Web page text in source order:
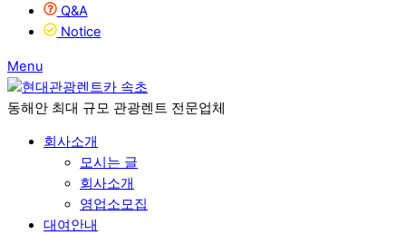
Q&A
Notice
Menu
동해안 최대 규모 관광렌트 전문업체
회사소개
모시는 글
회사소개
영업소모집
대여안내